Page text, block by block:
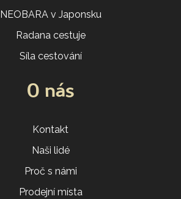
NEOBARA v Japonsku
Radana cestuje
Síla cestování
O nás
Kontakt
Naši lidé
Proč s námi
Prodejní místa